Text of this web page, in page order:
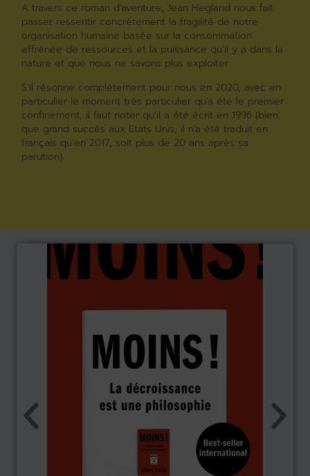
A travers ce roman d’aventure, Jean Hegland nous fait
passer ressentir concrètement la fragilité de notre
organisation humaine basée sur la consommation
effrénée de ressources et la puissance qu’il y a dans la
nature et que nous ne savons plus exploiter.
S’il résonne complétement pour nous en 2020, avec en
particulier le moment très particulier qu’a été le premier
confinement, il faut noter qu’il a été écrit en 1996 (bien
que grand succès aux Etats Unis, il n’a été traduit en
français qu’en 2017, soit plus de 20 ans après sa
parution).